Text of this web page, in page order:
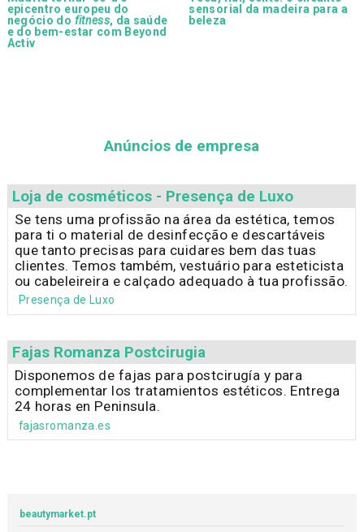
epicentro europeu do
negócio do fitness, da saúde
e do bem-estar com Beyond
Activ
sensorial da madeira para a
beleza
Anúncios de empresa
Loja de cosméticos - Presença de Luxo
Se tens uma profissão na área da estética, temos
para ti o material de desinfecção e descartáveis
que tanto precisas para cuidares bem das tuas
clientes. Temos também, vestuário para esteticista
ou cabeleireira e calçado adequado à tua profissão.
Presença de Luxo
Fajas Romanza Postcirugia
Disponemos de fajas para postcirugía y para
complementar los tratamientos estéticos. Entrega
24 horas en Peninsula.
fajasromanza.es
beautymarket.pt